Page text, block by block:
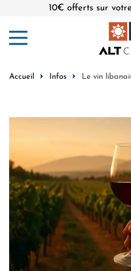
10€ offerts sur
Accueil Infos Le vin